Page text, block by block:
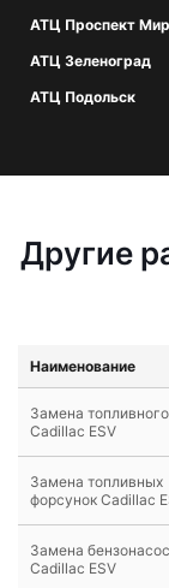
АТЦ Проспект
АТЦ Зеленоград
АТЦ Подольск
Другие
Наименование
Замена
Cadillac ESV
Замена топливных
форсунок Cadillac
Замена
Cadillac ESV